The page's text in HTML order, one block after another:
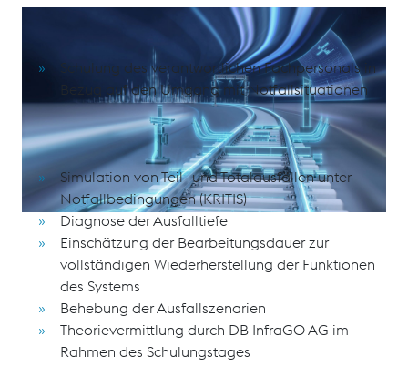
Zweck und Anwendungsbereich
Schulung des verantwortlichen Fachpersonals in
Bezug auf den Umgang mit Notfallsituationen
Schulungsinhalte
Simulation von Teil- und Totalausfällen unter
Notfallbedingungen (KRITIS)
Diagnose der Ausfalltiefe
Einschätzung der Bearbeitungsdauer zur
vollständigen Wiederherstellung der Funktionen
des Systems
Behebung der Ausfallszenarien
Theorievermittlung durch DB InfraGO AG im
Rahmen des Schulungstages